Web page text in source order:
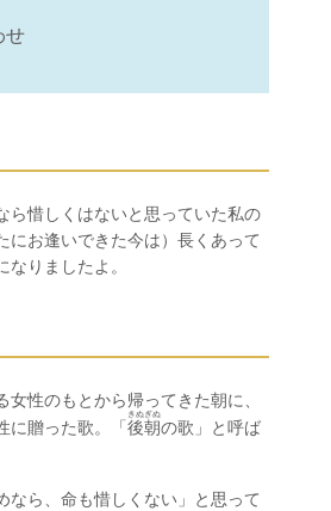
せ
ら惜しくはないと思っていた私の
にお逢いできた今は）長くあって
りましたよ。
女性のもとから帰ってきた朝に、
に贈った歌。「 後朝
きぬぎぬ
の歌」と呼ば
なら、命も惜しくない」と思って